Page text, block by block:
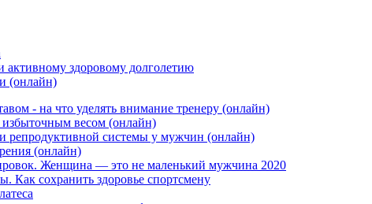
здоровому долголетию
(онлайн)
- на что уделять внимание тренеру (онлайн)
избыточным весом (онлайн)
репродуктивной системы у мужчин (онлайн)
(онлайн)
Женщина — это не маленький мужчина 2020
Как сохранить здоровье спортсмену